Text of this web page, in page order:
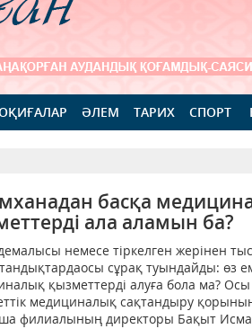
ӘЛЕМ ТАРИХ СПОРТ
басқа
ала аламын ба?
немесе тіркелген жерінен
сұрақ туындайды: өз
қызметтерді алуға бола ма?
медициналық сақтандыру
филиалының директоры Бақыт